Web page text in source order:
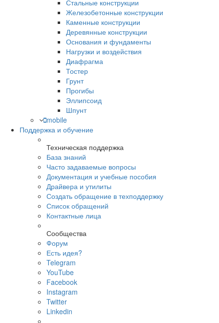
Стальные конструкции
Железобетонные конструкции
Каменные конструкции
Деревянные конструкции
Основания и фундаменты
Нагрузки и воздействия
Диафрагма
Тостер
Грунт
Прогибы
Эллипсоид
Шпунт
mobile
Поддержка и обучение
Техническая поддержка
База знаний
Часто задаваемые вопросы
Документация и учебные пособия
Драйвера и утилиты
Создать обращение в техподдержку
Список обращений
Контактные лица
Сообщества
Форум
Есть идея?
Telegram
YouTube
Facebook
Instagram
Twitter
Linkedin